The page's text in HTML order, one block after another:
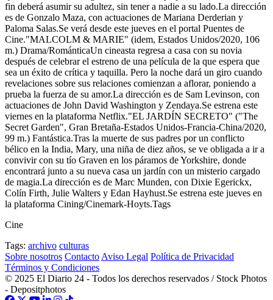
fin deberá asumir su adultez, sin tener a nadie a su lado.La dirección
es de Gonzalo Maza, con actuaciones de Mariana Derderian y
Paloma Salas.Se verá desde este jueves en el portal Puentes de
Cine."MALCOLM & MARIE" (idem, Estados Unidos/2020, 106
m.) Drama/RománticaUn cineasta regresa a casa con su novia
después de celebrar el estreno de una película de la que espera que
sea un éxito de crítica y taquilla. Pero la noche dará un giro cuando
revelaciones sobre sus relaciones comienzan a aflorar, poniendo a
prueba la fuerza de su amor.La dirección es de Sam Levinson, con
actuaciones de John David Washington y Zendaya.Se estrena este
viernes en la plataforma Netflix."EL JARDÍN SECRETO" ("The
Secret Garden", Gran Bretaña-Estados Unidos-Francia-China/2020,
99 m.) Fantástica.Tras la muerte de sus padres por un conflicto
bélico en la India, Mary, una niña de diez años, se ve obligada a ir a
convivir con su tío Graven en los páramos de Yorkshire, donde
encontrará junto a su nueva casa un jardín con un misterio cargado
de magia.La dirección es de Marc Munden, con Dixie Egerickx,
Colín Firth, Julie Walters y Edan Hayhust.Se estrena este jueves en
la plataforma Cining/Cinemark-Hoyts.Tags
Cine
Tags: archivo culturas
Sobre nosotros Contacto Aviso Legal Política de Privacidad
Términos y Condiciones
© 2025 El Diario 24 - Todos los derechos reservados / Stock Photos
- Depositphotos